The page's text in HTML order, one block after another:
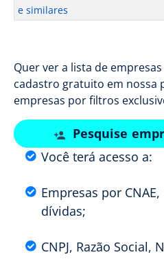
e similares
Quer ver a lista de empresas
cadastro gratuito em nossa
empresas por filtros
Pesquise
Você terá acesso a:
Empresas por
dívidas;
CNPJ, Razão Social,